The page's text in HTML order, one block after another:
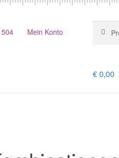
Mein Konto
nach:
€0,00